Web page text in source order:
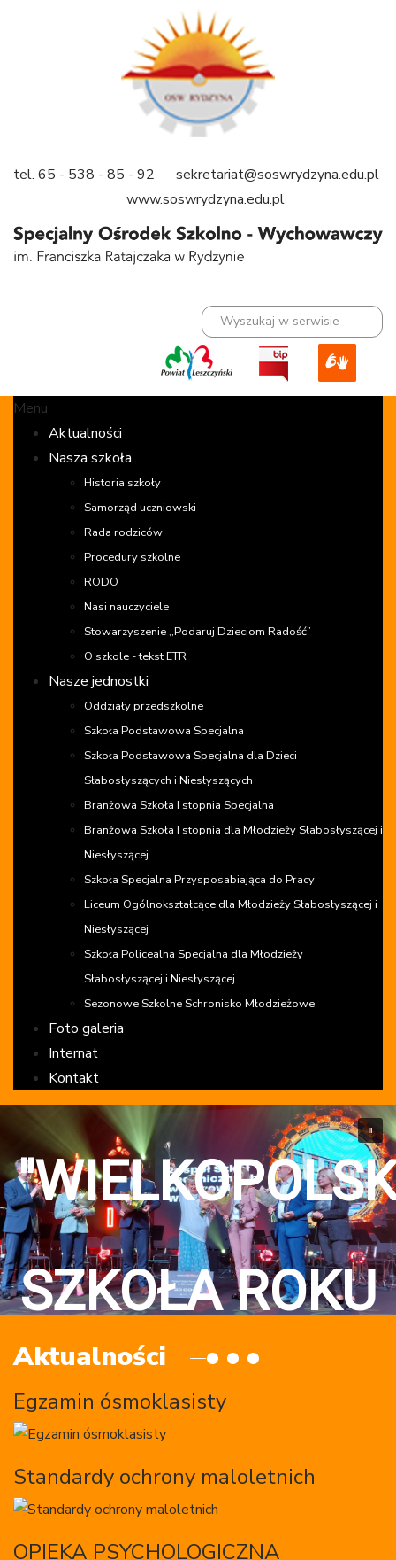
tel. 65 - 538 - 85 - 92 sekretariat@soswrydzyna.edu.pl
www.soswrydzyna.edu.pl
Menu
Aktualności
Nasza szkoła
Historia szkoły
Samorząd uczniowski
Rada rodziców
Procedury szkolne
RODO
Nasi nauczyciele
Stowarzyszenie ,,Podaruj Dzieciom Radość”
O szkole - tekst ETR
Nasze jednostki
Oddziały przedszkolne
Szkoła Podstawowa Specjalna
Szkoła Podstawowa Specjalna dla Dzieci
Słabosłyszących i Niesłyszących
Branżowa Szkoła I stopnia Specjalna
Branżowa Szkoła I stopnia dla Młodzieży Słabosłyszącej i
Niesłyszącej
Szkoła Specjalna Przysposabiająca do Pracy
Liceum Ogólnokształcące dla Młodzieży Słabosłyszącej i
Niesłyszącej
Szkoła Policealna Specjalna dla Młodzieży
Słabosłyszącej i Niesłyszącej
Sezonowe Szkolne Schronisko Młodzieżowe
Foto galeria
Internat
Kontakt
SZKOŁA ROKU
2024"
Aktualności
Egzamin ósmoklasisty
Standardy ochrony maloletnich
OPIEKA PSYCHOLOGICZNA